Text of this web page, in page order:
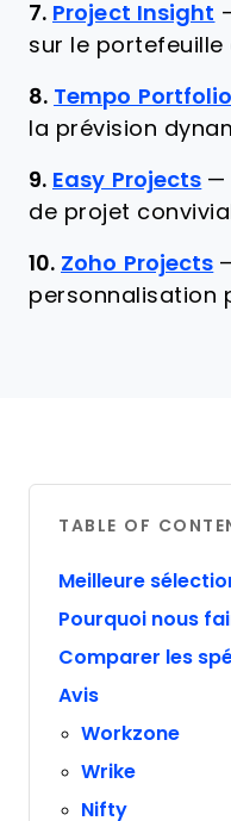
7. Project Insight
sur le portefeuille
8. Tempo
la prévision
9. Easy Projects —
de projet
10. Zoho Projects
personnalisation
TABLE OF
Meilleure
Pourquoi nous
Comparer les
Avis
Workzone
Wrike
Nifty